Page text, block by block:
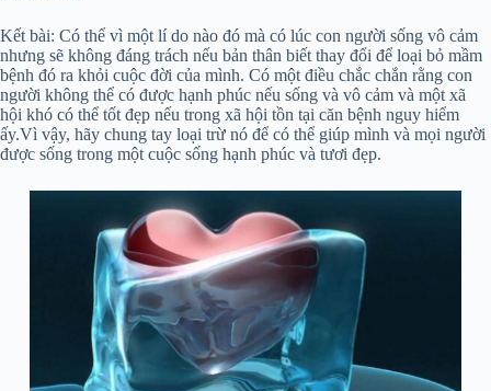
Kết bài: Có thể vì một lí do nào đó mà có lúc con người sống vô cảm
nhưng sẽ không đáng trách nếu bản thân biết thay đổi để loại bỏ mầm
bệnh đó ra khỏi cuộc đời của mình. Có một điều chắc chắn rằng con
người không thể có được hạnh phúc nếu sống và vô cảm và một xã
hội khó có thể tốt đẹp nếu trong xã hội tồn tại căn bệnh nguy hiểm
ấy.Vì vậy, hãy chung tay loại trừ nó để có thể giúp mình và mọi người
được sống trong một cuộc sống hạnh phúc và tươi đẹp.